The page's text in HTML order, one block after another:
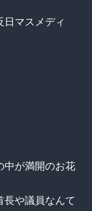
日マスメディ
中が満開のお花
長や議員なんて